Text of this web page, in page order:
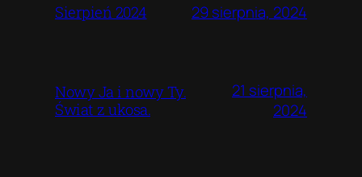
Sierpień 2024 29 sierpnia, 2024
Nowy Ja i nowy Ty.
Świat z ukosa.
21 sierpnia,
2024